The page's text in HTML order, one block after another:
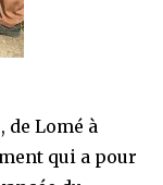
Lomé à
qui a pour